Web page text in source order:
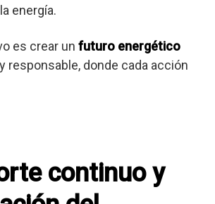
energía.
es crear un futuro energético
y responsable, donde cada acción
continuo y